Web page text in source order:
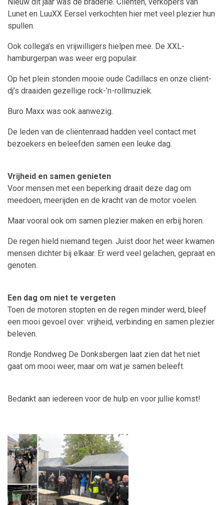
Lunet en LuuXX Eersel verkochten hier met veel plezier hun
spullen.
Ook collega’s en vrijwilligers hielpen mee. De XXL-
hamburgerpan was weer erg populair.
Op het plein stonden mooie oude Cadillacs en onze cliënt-
dj’s draaiden gezellige rock-’n-rollmuziek.
Buro Maxx was ook aanwezig.
De leden van de cliëntenraad hadden veel contact met
bezoekers en beleefden samen een leuke dag.
Vrijheid en samen genieten
Voor mensen met een beperking draait deze dag om
meedoen, meerijden en de kracht van de motor voelen.
Maar vooral ook om samen plezier maken en erbij horen.
De regen hield niemand tegen. Juist door het weer kwamen
mensen dichter bij elkaar. Er werd veel gelachen, gepraat en
genoten.
Een dag om niet te vergeten
Toen de motoren stopten en de regen minder werd, bleef
een mooi gevoel over: vrijheid, verbinding en samen plezier
beleven.
Rondje Rondweg De Donksbergen laat zien dat het niet
gaat om mooi weer, maar om wat je samen beleeft.
Bedankt aan iedereen voor de hulp en voor jullie komst!